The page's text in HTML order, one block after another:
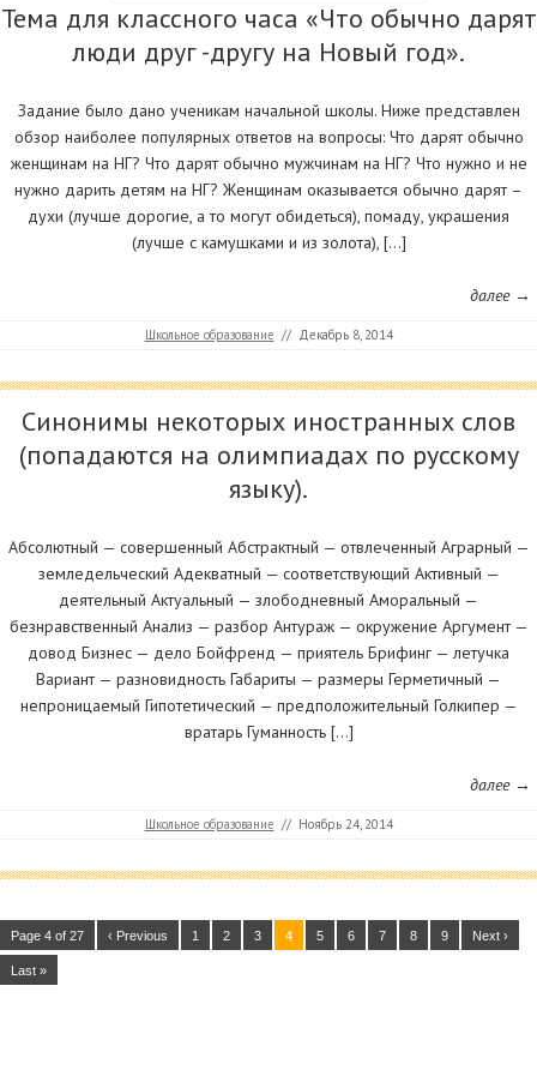
Тема для классного часа «Что обычно дарят
люди друг -другу на Новый год».
Задание было дано ученикам начальной школы. Ниже представлен
обзор наиболее популярных ответов на вопросы: Что дарят обычно
женщинам на НГ? Что дарят обычно мужчинам на НГ? Что нужно и не
нужно дарить детям на НГ? Женщинам оказывается обычно дарят –
духи (лучше дорогие, а то могут обидеться), помаду, украшения
(лучше с камушками и из золота), […]
далее →
Школьное образование // Декабрь 8, 2014
Синонимы некоторых иностранных слов
(попадаются на олимпиадах по русскому
языку).
Абсолютный — совершенный Абстрактный — отвлеченный Аграрный —
земледельческий Адекватный — соответствующий Активный —
деятельный Актуальный — злободневный Аморальный —
безнравственный Анализ — разбор Антураж — окружение Аргумент —
довод Бизнес — дело Бойфренд — приятель Брифинг — летучка
Вариант — разновидность Габариты — размеры Герметичный —
непроницаемый Гипотетический — предположительный Голкипер —
вратарь Гуманность […]
далее →
Школьное образование // Ноябрь 24, 2014
Page 4 of 27 ‹ Previous 1 2 3 4 5 6 7 8 9 Next ›
Last »